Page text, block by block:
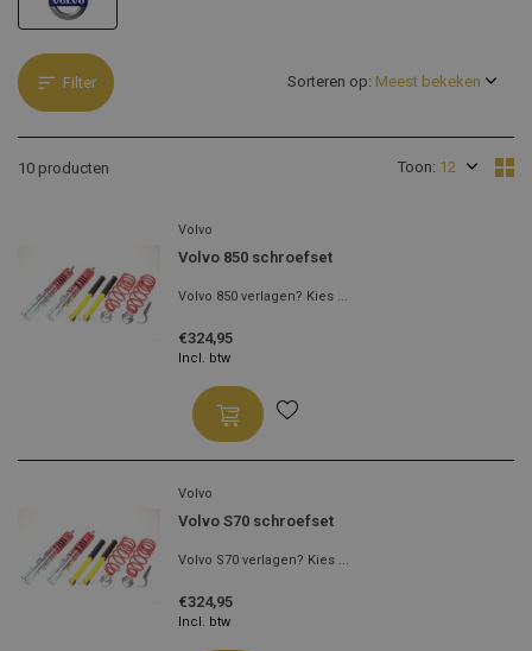
Filter
10 producten Toon:
Sorteren op:
Volvo
Volvo 850 schroefset
Volvo 850 verlagen? Kies ...
€324,95
Incl. btw
Volvo
Volvo S70 schroefset
Volvo S70 verlagen? Kies ...
€324,95
Incl. btw